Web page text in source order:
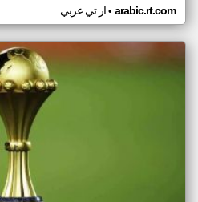
ار تي عربي• arabic.rt.com